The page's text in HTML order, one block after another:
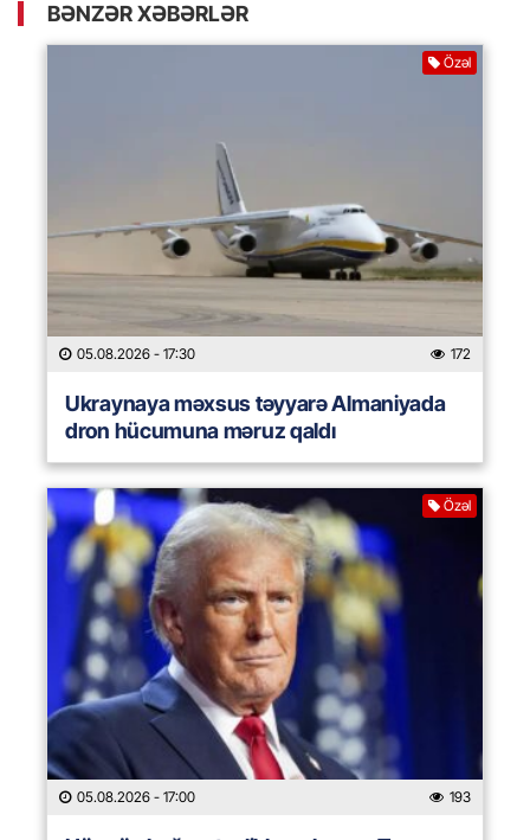
BƏNZƏR XƏBƏRLƏR
Özəl
05.08.2026 - 17:30 172
Ukraynaya məxsus təyyarə Almaniyada
dron hücumuna məruz qaldı
Özəl
05.08.2026 - 17:00 193